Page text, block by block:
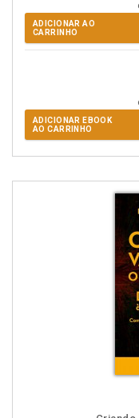
ADICIONAR AO
CARRINHO
ADICIONAR EBOOK
AO CARRINHO